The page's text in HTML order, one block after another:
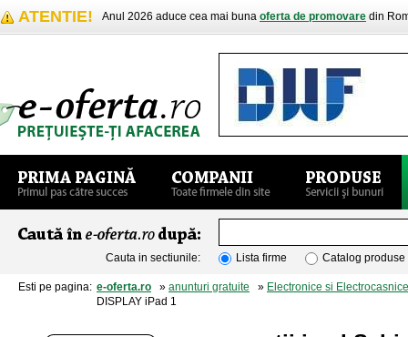
ATENTIE! Anul 2026 aduce cea mai buna oferta de promovare din
Cauta in sectiunile: Lista firme Catalog produse
Esti pe pagina: e-oferta.ro » anunturi gratuite » Electronice si Electrocasnice
DISPLAY iPad 1